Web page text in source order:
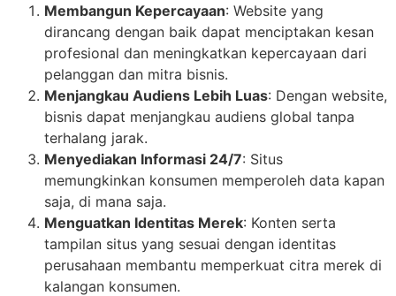
Membangun Kepercayaan: Website yang
dirancang dengan baik dapat menciptakan kesan
profesional dan meningkatkan kepercayaan dari
pelanggan dan mitra bisnis.
Menjangkau Audiens Lebih Luas: Dengan website,
bisnis dapat menjangkau audiens global tanpa
terhalang jarak.
Menyediakan Informasi 24/7: Situs
memungkinkan konsumen memperoleh data kapan
saja, di mana saja.
Menguatkan Identitas Merek: Konten serta
tampilan situs yang sesuai dengan identitas
perusahaan membantu memperkuat citra merek di
kalangan konsumen.